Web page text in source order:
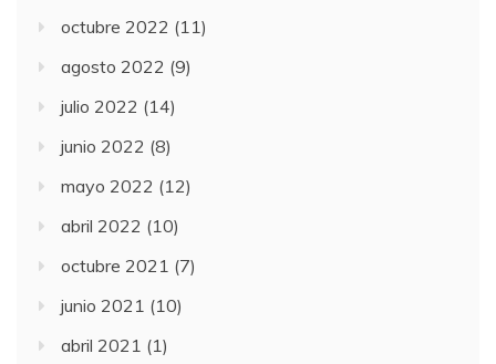
octubre 2022 (11)
agosto 2022 (9)
julio 2022 (14)
junio 2022 (8)
mayo 2022 (12)
abril 2022 (10)
octubre 2021 (7)
junio 2021 (10)
abril 2021 (1)